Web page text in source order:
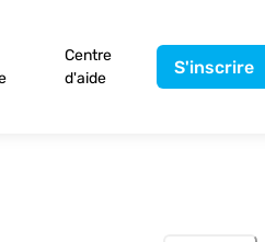
Centre
d'aide
S'inscrire